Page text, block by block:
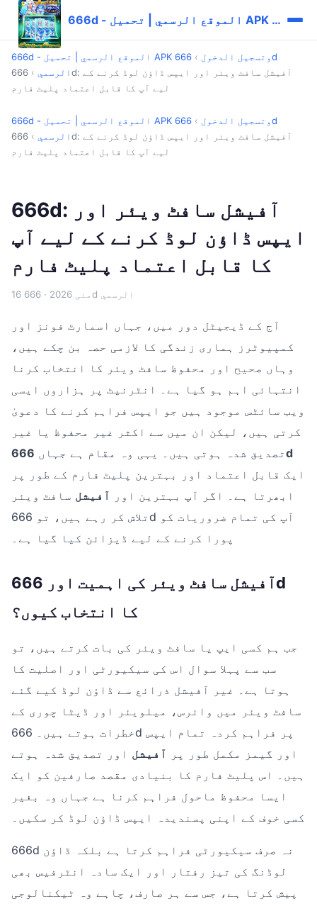
666d - الموقع الرسمي | تحميل APK وتسجيل الدخول
666d - الموقع الرسمي | تحميل APK وتسجيل الدخول ›
666d
الرسمي › 666d: آفیشل سافٹ ویئر اور ایپس ڈاؤن لوڈ کرنے کے
لیے آپ کا قابل اعتماد پلیٹ فارم
666d - الموقع الرسمي | تحميل APK وتسجيل الدخول ›
666d
الرسمي › 666d: آفیشل سافٹ ویئر اور ایپس ڈاؤن لوڈ کرنے کے
لیے آپ کا قابل اعتماد پلیٹ فارم
666d: آفیشل سافٹ ویئر اور
ایپس ڈاؤن لوڈ کرنے کے لیے آپ
کا قابل اعتماد پلیٹ فارم
16 مئی 2026 · 666d الرسمي
آج کے ڈیجیٹل دور میں، جہاں اسمارٹ فونز اور
کمپیوٹرز ہماری زندگی کا لازمی حصہ بن چکے ہیں،
وہاں صحیح اور محفوظ سافٹ ویئر کا انتخاب کرنا
انتہائی اہم ہو گیا ہے۔ انٹرنیٹ پر ہزاروں ایسی
ویب سائٹس موجود ہیں جو ایپس فراہم کرنے کا دعویٰ
کرتی ہیں، لیکن ان میں سے اکثر غیر محفوظ یا غیر
تصدیق شدہ ہوتی ہیں۔ یہی وہ مقام ہے جہاں666d
ایک قابل اعتماد اور بہترین پلیٹ فارم کے طور پر
ابھرتا ہے۔ اگر آپ بہترین اور آفیشل سافٹ ویئر
تلاش کر رہے ہیں، تو 666d آپ کی تمام ضروریات کو
پورا کرنے کے لیے ڈیزائن کیا گیا ہے۔
آفیشل سافٹ ویئر کی اہمیت اور 666d
کا انتخاب کیوں؟
جب ہم کسی ایپ یا سافٹ ویئر کی بات کرتے ہیں، تو
سب سے پہلا سوال اس کی سیکیورٹی اور اصلیت کا
ہوتا ہے۔ غیر آفیشل ذرائع سے ڈاؤن لوڈ کیے گئے
سافٹ ویئر میں وائرس، میلویئر اور ڈیٹا چوری کے
خطرات ہوتے ہیں۔ 666d پر فراہم کردہ تمام ایپس
اور گیمز مکمل طور پر آفیشل اور تصدیق شدہ ہوتے
ہیں۔ اس پلیٹ فارم کا بنیادی مقصد صارفین کو ایک
ایسا محفوظ ماحول فراہم کرنا ہے جہاں وہ بغیر
کسی خوف کے اپنی پسندیدہ ایپس ڈاؤن لوڈ کر سکیں۔
666d نہ صرف سیکیورٹی فراہم کرتا ہے بلکہ ڈاؤن
لوڈنگ کی تیز رفتار اور ایک سادہ انٹرفیس بھی
پیش کرتا ہے، جس سے ہر صارف، چاہے وہ ٹیکنالوجی